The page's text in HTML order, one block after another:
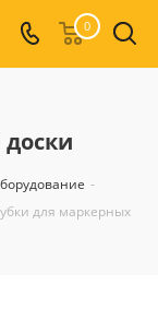
0
-
для маркерных